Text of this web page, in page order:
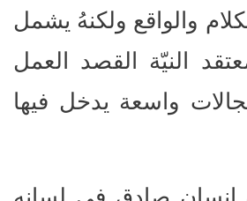
والواقع ولكنهُ يشمل
النيّة القصد العمل
واسعة يدخل فيها